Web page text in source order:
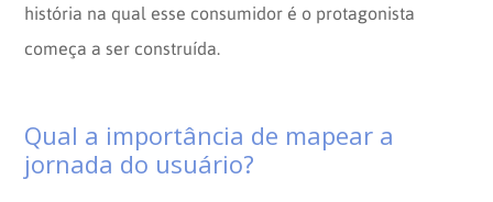
história na qual esse consumidor é o protagonista
começa a ser construída.
Qual a importância de mapear a
jornada do usuário?